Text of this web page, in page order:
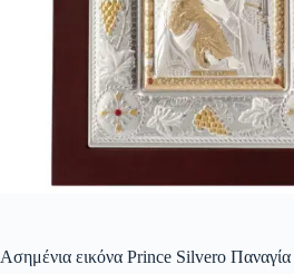
Ασημένια εικόνα Prince Silvero